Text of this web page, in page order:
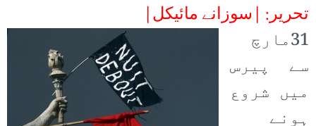
تحریر: |سوزانے مائیکل|
31مارچ
سے پیرس
میں شروع
ہونے